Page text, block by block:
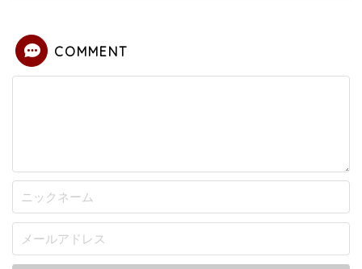
COMMENT